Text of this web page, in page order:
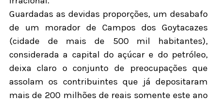
Guardadas as devidas proporções, um desabafo
de um morador de Campos dos Goytacazes
(cidade de mais de 500 mil habitantes),
considerada a capital do açúcar e do petróleo,
deixa claro o conjunto de preocupações que
assolam os contribuintes que já depositaram
mais de 200 milhões de reais somente este ano